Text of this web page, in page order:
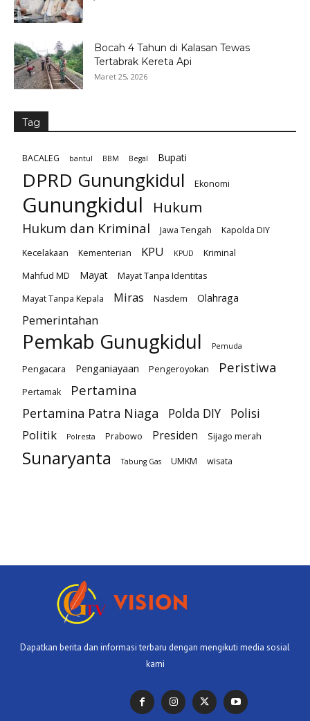
Bocah 4 Tahun di Kalasan Tewas
Tertabrak Kereta Api
Maret 25, 2026
Tag
BACALEG bantul BBM Begal Bupati
DPRD Gunungkidul Ekonomi
Gunungkidul Hukum
Hukum dan Kriminal Jawa Tengah
Kapolda DIY
Kecelakaan
Kementerian KPU KPUD
Kriminal
Mahfud MD
Mayat
Mayat Tanpa Identitas
Mayat Tanpa Kepala
Miras Nasdem Olahraga
Pemerintahan
Pemkab Gunugkidul Pemuda
Pengacara Penganiayaan Pengeroyokan Peristiwa
Pertamak Pertamina
Pertamina Patra Niaga Polda DIY
Polisi
Politik
Polresta Prabowo Presiden Sijago merah
Sunaryanta Tabung Gas UMKM wisata
Dapatkan berita dan informasi terbaru dengan mengikuti media sosial
kami